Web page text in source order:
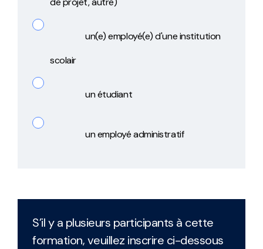
un(e) employé(e) d'une institution
scolair
un étudiant
un employé administratif
S’il y a plusieurs participants à cette
formation, veuillez inscrire ci-dessous